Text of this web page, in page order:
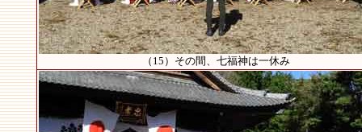
（15）その間、七福神は一休み